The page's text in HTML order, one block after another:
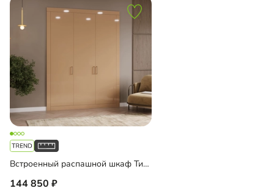
Встроенный распашной шкаф Тино-3-4
144 850